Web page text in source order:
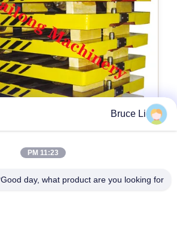
بسته بندی:
کارتن
مواد:
GG25 /GGG50/فولاد جوش
بازرسی ابعاد:
استفاده:
بندی با فشار بالا
Bruce Li
11:23 PM
Good day, what product are you looking for?